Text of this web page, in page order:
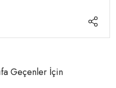
Geçenler İçin